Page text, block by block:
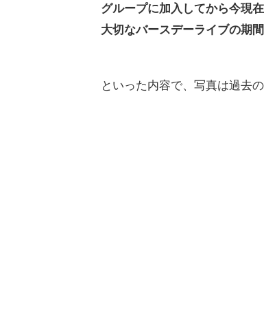
グループに加入してから今現
大切なバースデーライブの期
といった内容で、写真は過去